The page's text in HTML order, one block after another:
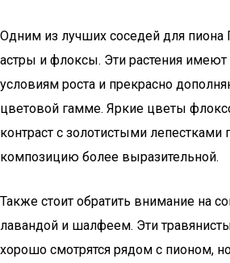
Одним из лучших соседей для пиона
астры и флоксы. Эти растения
условиям роста и прекрасно
цветовой гамме. Яркие цветы
контраст с золотистыми лепестками
композицию более выразительной.
Также стоит обратить внимание на
лавандой и шалфеем. Эти
хорошо смотрятся рядом с пионом,